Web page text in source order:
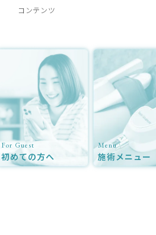
コンテンツ
施術メニュー 症例